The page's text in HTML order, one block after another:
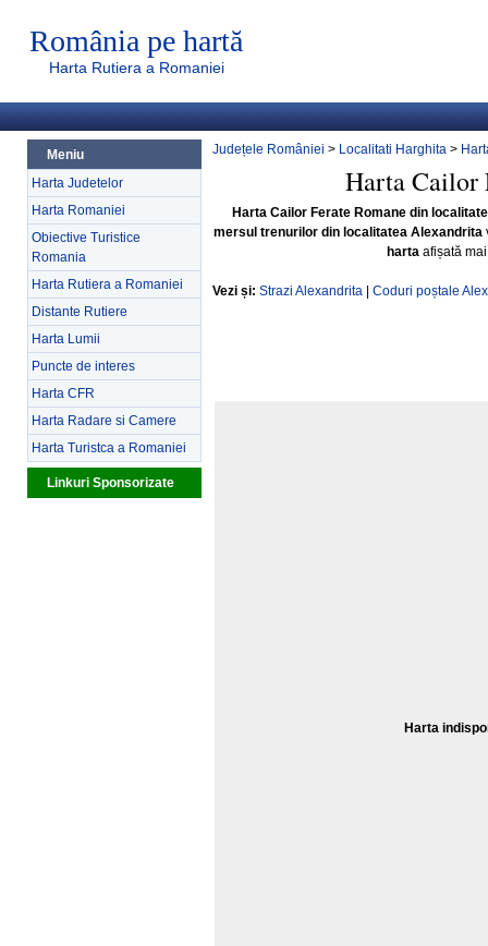
România pe hartă
Harta Rutiera a Romaniei
Meniu
Harta Judetelor
Harta Romaniei
Obiective Turistice
Romania
Harta Rutiera a Romaniei
Distante Rutiere
Harta Lumii
Puncte de interes
Harta CFR
Harta Radare si Camere
Harta Turistca a Romaniei
Linkuri Sponsorizate
Județele României > Localitati Harghita >
Harta Cailor
Harta Cailor Ferate Romane din
mersul trenurilor din localitatea Alexandrita
harta afișată
Vezi și: Strazi Alexandrita Coduri poștale
Harta